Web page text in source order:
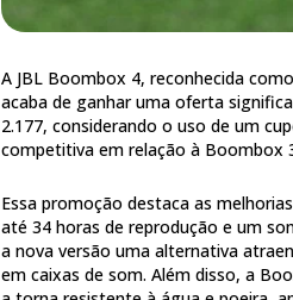
A JBL Boombox 4, reconhecida
acaba de ganhar uma oferta
2.177, considerando o uso de um
competitiva em relação à Boombox
Essa promoção destaca as
até 34 horas de reprodução e um
a nova versão uma alternativa
em caixas de som. Além disso, a